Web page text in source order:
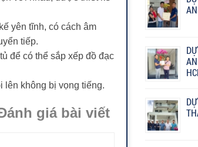
yên tĩnh, có cách âm
tiếp.
để có thể sắp xếp đồ đạc
lên không bị vọng tiếng.
giá bài viết